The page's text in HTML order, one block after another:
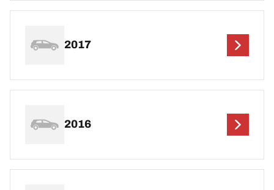
2017
2016